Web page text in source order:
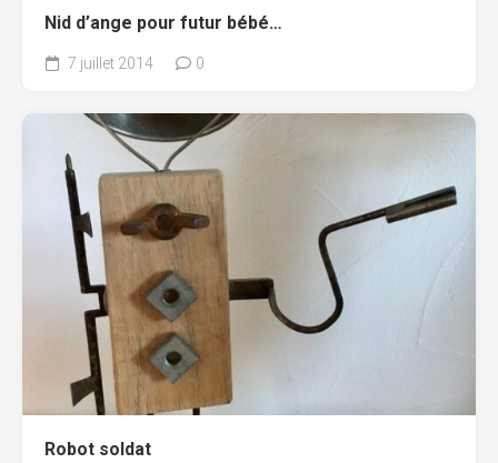
Nid d’ange pour futur bébé…
7 juillet 2014 0
Robot soldat